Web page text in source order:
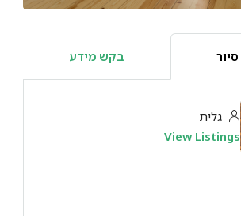
בקש מידע
גלית
View Listings